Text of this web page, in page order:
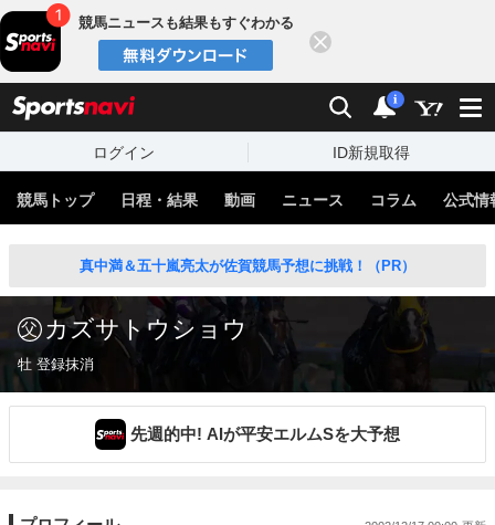
競馬ニュースも結果もすぐわかる
検索 通知
i
ログイン ID新規取得
競馬トップ 日程・結果 動画 ニュース コラム 公式情
真中満＆五十嵐亮太が佐賀競馬予想に挑戦！（PR）
カズサトウショウ
牡 登録抹消
先週的中! AIが平安エルムSを大予想